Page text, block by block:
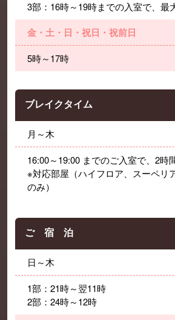
3部：16時～19時までの入室で、最
金・土・日・祝日・祝前日
5時～17時
ブレイクタイム
月～木
16:00～19:00 までのご入室で、2時
※対応部屋（ハイフロア、スーペリ
のみ）
ご 宿 泊
日～木
1部：21時～翌11時
2部：24時～12時